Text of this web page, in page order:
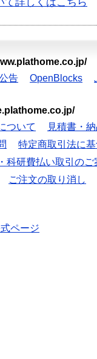
告 OpenBlocks
ついて
見積書・
特定商取引法に
科研費払い取引のご
ご注文の取り消し
ページ